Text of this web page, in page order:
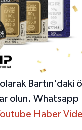
olarak Bartın'daki
olun. Whatsapp
Haber